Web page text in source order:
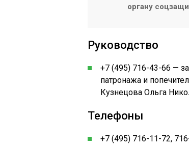
органу
Руководство
+7 (495) 716-43-66 —
патронажа и
Кузнецова Ольга
Телефоны
+7 (495) 716-11-72,